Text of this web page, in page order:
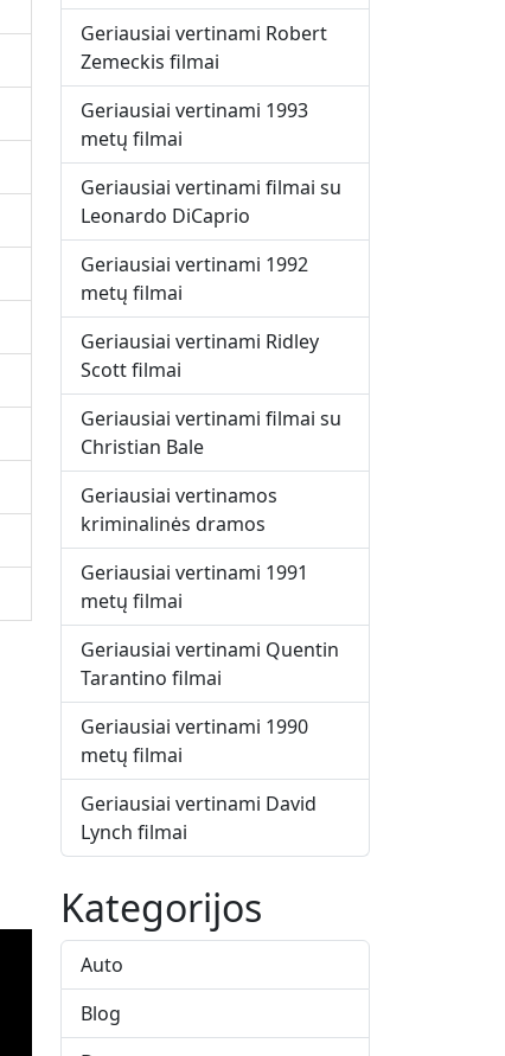
Geriausiai vertinami Robert
Zemeckis filmai
Geriausiai vertinami 1993
metų filmai
Geriausiai vertinami filmai su
Leonardo DiCaprio
Geriausiai vertinami 1992
metų filmai
Geriausiai vertinami Ridley
Scott filmai
Geriausiai vertinami filmai su
Christian Bale
Geriausiai vertinamos
kriminalinės dramos
Geriausiai vertinami 1991
metų filmai
Geriausiai vertinami Quentin
Tarantino filmai
Geriausiai vertinami 1990
metų filmai
Geriausiai vertinami David
Lynch filmai
Kategorijos
Auto
Blog